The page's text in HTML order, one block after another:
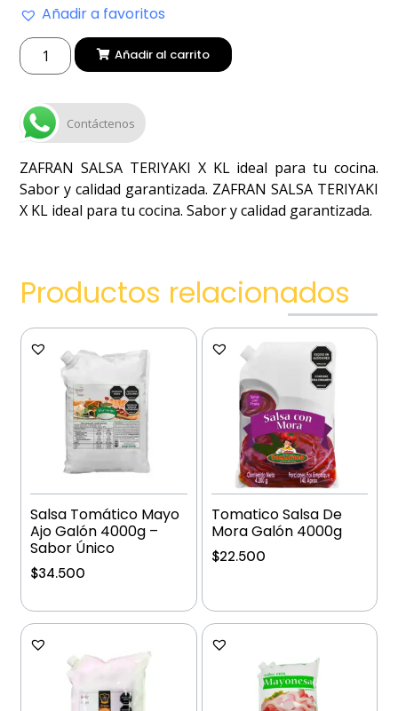
Añadir a favoritos
Añadir al carrito
Contáctenos
ZAFRAN SALSA TERIYAKI X KL ideal para tu cocina.
Sabor y calidad garantizada. ZAFRAN SALSA TERIYAKI
X KL ideal para tu cocina. Sabor y calidad garantizada.
Productos relacionados
Salsa Tomático Mayo
Ajo Galón 4000g –
Sabor Único
$34.500
Tomatico Salsa De
Mora Galón 4000g
$22.500